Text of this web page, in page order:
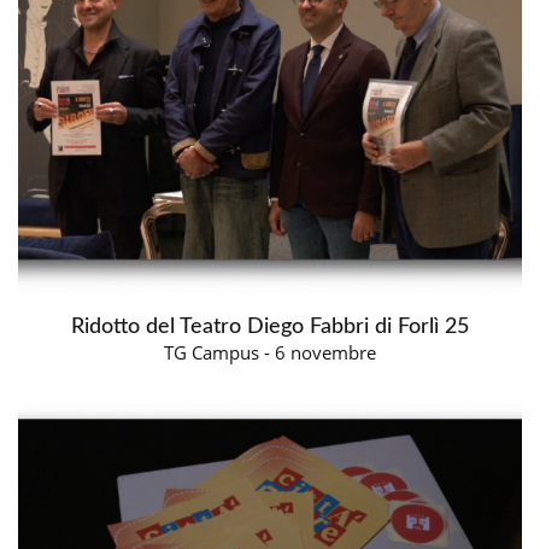
Ridotto del Teatro Diego Fabbri di Forlì 25
TG Campus - 6 novembre